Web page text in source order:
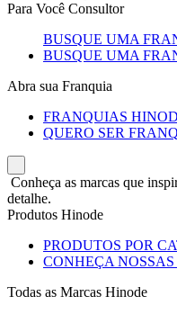
Para Você Consultor
BUSQUE UMA
BUSQUE UMA
Abra sua Franquia
FRANQUIAS
QUERO SER
Conheça as marcas que
detalhe.
Produtos Hinode
PRODUTOS POR
CONHEÇA
Todas as Marcas Hinode